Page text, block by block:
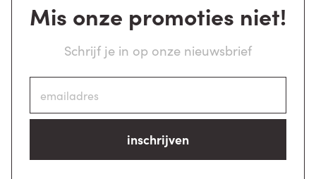
Mis onze promoties niet!
Schrijf je in op onze nieuwsbrief
inschrijven